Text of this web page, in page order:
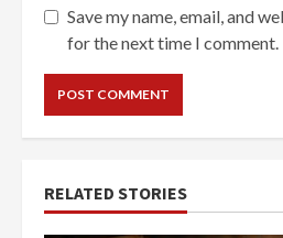
Save my name, email, and
for the next time I comment.
RELATED STORIES